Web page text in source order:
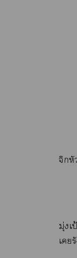
จิกหั
มุ่งเ
เ